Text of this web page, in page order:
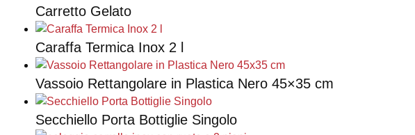
Carretto Gelato
Caraffa Termica Inox 2 l
Vassoio Rettangolare in Plastica Nero 45×35 cm
Secchiello Porta Bottiglie Singolo